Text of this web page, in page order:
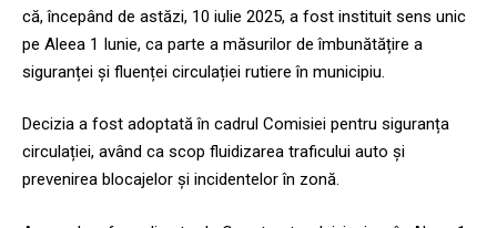
că, începând de astăzi, 10 iulie 2025, a fost instituit sens unic
pe Aleea 1 Iunie, ca parte a măsurilor de îmbunătățire a
siguranței și fluenței circulației rutiere în municipiu.
Decizia a fost adoptată în cadrul Comisiei pentru siguranța
circulației, având ca scop fluidizarea traficului auto și
prevenirea blocajelor și incidentelor în zonă.